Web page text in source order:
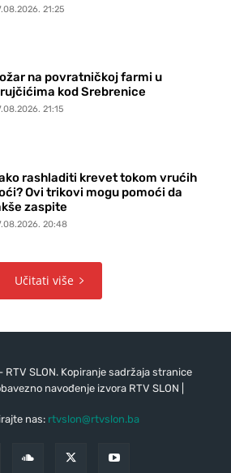
21:25
na povratničkoj farmi u
kod Srebrenice
21:15
rashladiti krevet tokom vrućih
Ovi trikovi mogu pomoći da
zaspite
20:48
Učitati više
SLON. Kopiranje sadržaja stranice
navođenje izvora RTV SLON |
nas: rtvslon@rtvslon.ba